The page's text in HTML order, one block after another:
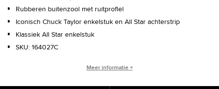
Rubberen buitenzool met ruitprofiel
Iconisch Chuck Taylor enkelstuk en All Star achterstrip
Klassiek All Star enkelstuk
SKU: 164027C
WIE IS CHUCK TAYLOR?
Meer informatie +